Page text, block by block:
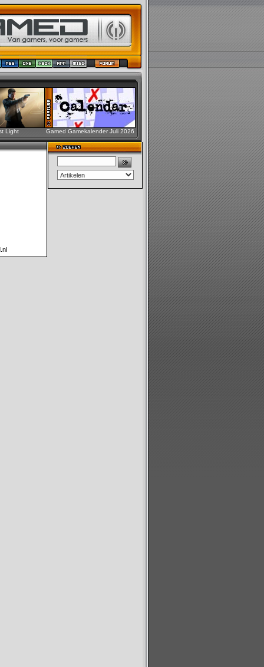
Light Gamed Gamekalender Juli 2026